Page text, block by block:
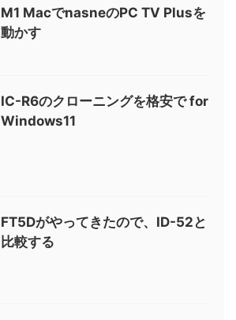
M1 MacでnasneのPC TV Plusを
動かす
IC-R6のクローニングを格安で for
Windows11
FT5Dがやってきたので、ID-52と
比較する